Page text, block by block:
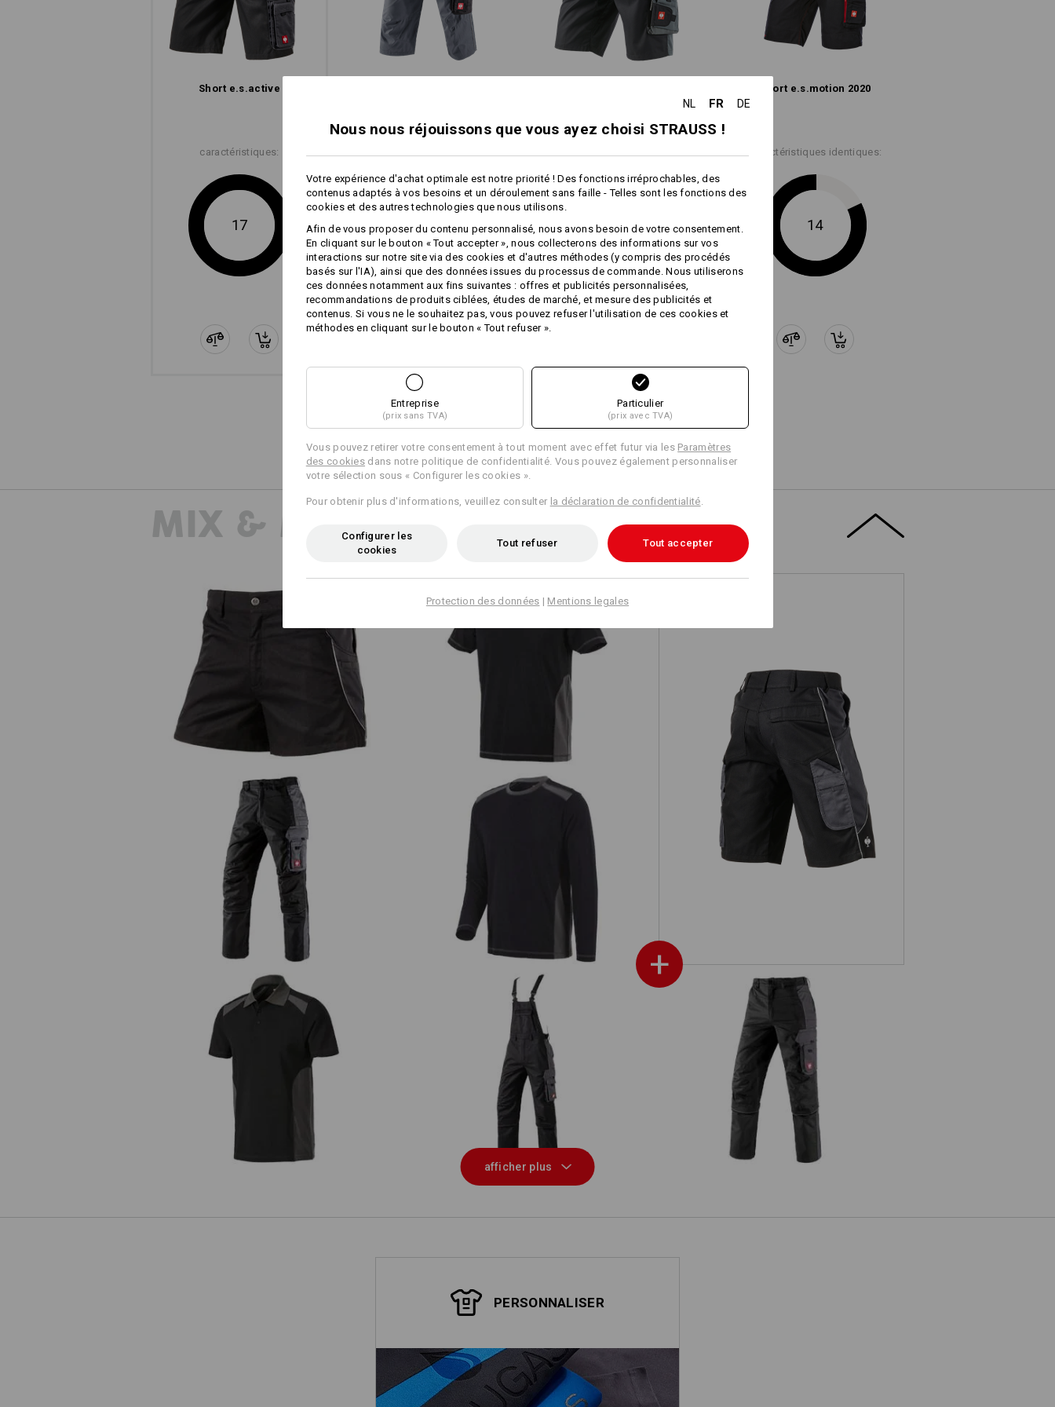
!!! Article de saison !!! Livraison en fonction des stocks !!!
Concevoir soi-
Short e.s.​active
caractéristiques:
17
Short e.s.​motion 2020
16 14
+1 autre caractéristique
Caractéristiques identiques:
14
Comparer tous les détails
MIX & MATCH
Short e.s.active
+
T-shirt cotton e.s.active
Pantalon à taille élastique e.s.active Longsleeve cotton e.s.active
Polo cotton e.s.active Salopette e.s.active
Pantalon à taille élastique av. Zip-off
e.s.active
afficher plus
PERSONNALISER
NL FR DE
Nous nous réjouissons que vous ayez choisi STRAUSS !
Votre expérience d'achat optimale est notre priorité ! Des fonctions irréprochables, des
contenus adaptés à vos besoins et un déroulement sans faille - Telles sont les fonctions des
cookies et des autres technologies que nous utilisons.
Afin de vous proposer du contenu personnalisé, nous avons besoin de votre consentement.
En cliquant sur le bouton « Tout accepter », nous collecterons des informations sur vos
interactions sur notre site via des cookies et d'autres méthodes (y compris des procédés
basés sur l'IA), ainsi que des données issues du processus de commande. Nous utiliserons
ces données notamment aux fins suivantes : offres et publicités personnalisées,
recommandations de produits ciblées, études de marché, et mesure des publicités et
contenus. Si vous ne le souhaitez pas, vous pouvez refuser l'utilisation de ces cookies et
méthodes en cliquant sur le bouton « Tout refuser ».
Entreprise
(prix sans TVA)
Particulier
(prix avec TVA)
Vous pouvez retirer votre consentement à tout moment avec effet futur via les Paramètres
des cookies dans notre politique de confidentialité. Vous pouvez également personnaliser
votre sélection sous « Configurer les cookies ».
Pour obtenir plus d'informations, veuillez consulter la déclaration de confidentialité
Configurer les
cookies
Tout refuser Tout accepter
Protection des données | Mentions legales